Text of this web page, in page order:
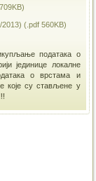
(.pdf 560KB)
података о
јединице локалне
о врстама и
које су стављене у
!!!